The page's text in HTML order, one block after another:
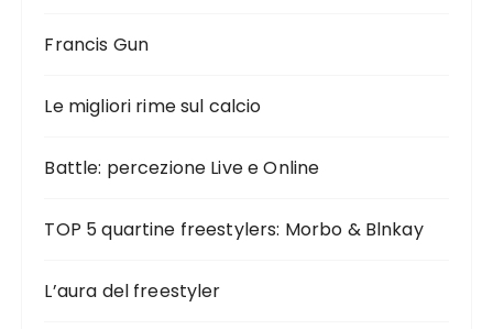
Francis Gun
Le migliori rime sul calcio
Battle: percezione Live e Online
TOP 5 quartine freestylers: Morbo & Blnkay
L’aura del freestyler